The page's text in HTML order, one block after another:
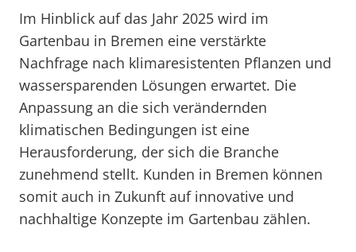
Im Hinblick auf das Jahr 2025 wird im
Gartenbau in Bremen eine verstärkte
Nachfrage nach klimaresistenten Pflanzen und
wassersparenden Lösungen erwartet. Die
Anpassung an die sich verändernden
klimatischen Bedingungen ist eine
Herausforderung, der sich die Branche
zunehmend stellt. Kunden in Bremen können
somit auch in Zukunft auf innovative und
nachhaltige Konzepte im Gartenbau zählen.